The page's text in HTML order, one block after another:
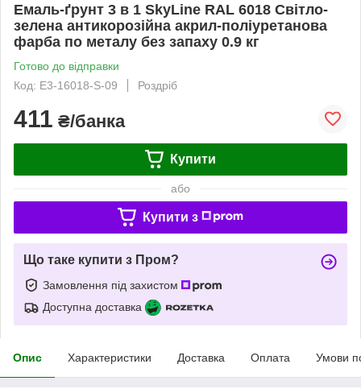
Емаль-ґрунт 3 в 1 SkyLine RAL 6018 Світло-
зелена антикорозійна акрил-поліуретанова
фарба по металу без запаху 0.9 кг
Готово до відправки
Код: E3-16018-S-09
Роздріб
411 ₴/банка
Купити
або
Купити з
Що таке купити з Пром?
Замовлення під захистом
Доступна доставка
Опис Характеристики Доставка Оплата Умови